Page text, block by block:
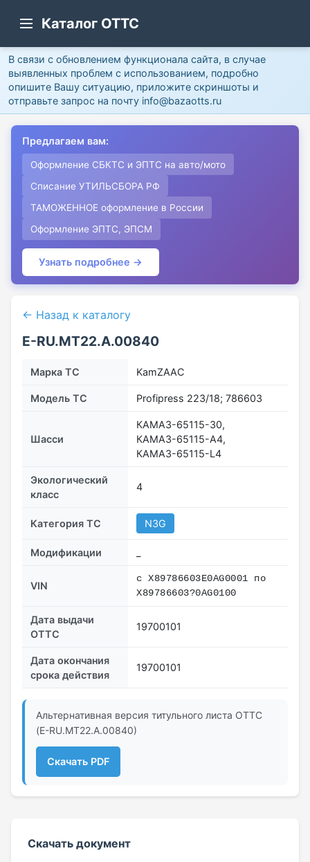
Каталог ОТТС
В связи с обновлением функционала сайта, в случае
выявленных проблем с использованием, подробно
опишите Вашу ситуацию, приложите скриншоты и
отправьте запрос на почту info@bazaotts.ru
Предлагаем вам:
Оформление СБКТС и ЭПТС на авто/мото
Списание УТИЛЬСБОРА РФ
ТАМОЖЕННОЕ оформление в России
Оформление ЭПТС, ЭПСМ
Узнать подробнее →
← Назад к каталогу
E-RU.MT22.А.00840
Марка ТС KamZAAC
Модель ТС Profipress 223/18; 786603
Шасси
КАМАЗ-65115-30,
КАМАЗ-65115-А4,
КАМАЗ-65115-L4
Экологический
класс
4
Категория ТС N3G
Модификации
VIN
с Х89786603Е0AG0001 по
Х89786603?0AG0100
Дата выдачи
ОТТС
19700101
Дата окончания
срока действия
19700101
Альтернативная версия титульного листа ОТТС
(E-RU.MT22.А.00840)
Скачать PDF
Скачать документ